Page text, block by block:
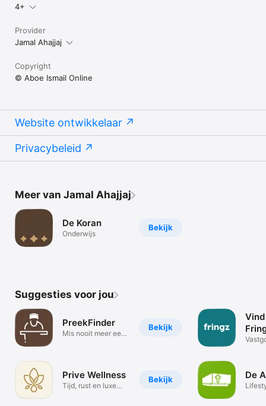
4+
Provider
Jamal Ahajjaj
Copyright
© Aboe Ismail Online
Website ontwikkelaar
Privacybeleid
Meer van Jamal Ahajjaj
Bekijk
De Koran
Onderwijs
Suggesties voor jou
Bekijk
PreekFinder
Mis nooit meer een
Bekijk
Prive Wellness
Tijd, rust en luxe
De